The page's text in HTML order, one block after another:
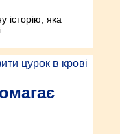
історію, яка